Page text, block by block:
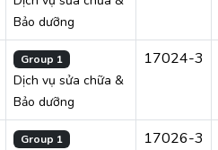
Bảo dưỡng
Group 1
Dịch vụ sửa chữa &
Bảo dưỡng
17024-3
Group 1 17026-3